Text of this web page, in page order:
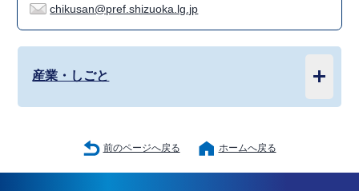
chikusan@pref.shizuoka.lg.jp
産業・しごと
前のページへ戻る ホームへ戻る